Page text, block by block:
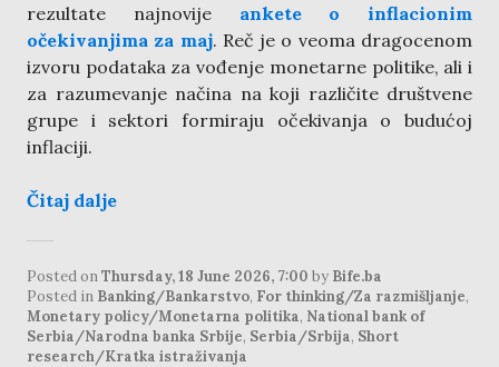
rezultate najnovije ankete o inflacionim
očekivanjima za maj. Reč je o veoma dragocenom
izvoru podataka za vođenje monetarne politike, ali i
za razumevanje načina na koji različite društvene
grupe i sektori formiraju očekivanja o budućoj
inflaciji.
Čitaj dalje
Posted onThursday, 18 June 2026, 7:00 by Bife.ba
Posted in Banking/Bankarstvo, For thinking/Za razmišljanje,
Monetary policy/Monetarna politika, National bank of
Serbia/Narodna banka Srbije, Serbia/Srbija, Short
research/Kratka istraživanja